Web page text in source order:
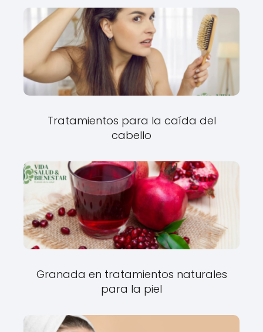
Tratamientos para la caída del
cabello
Granada en tratamientos naturales
para la piel